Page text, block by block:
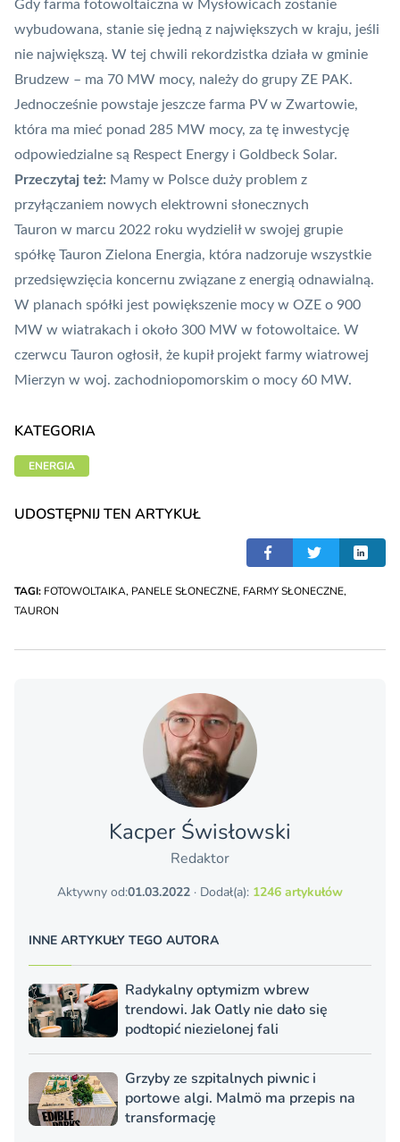
Gdy farma fotowoltaiczna w Mysłowicach zostanie
wybudowana, stanie się jedną z największych w kraju, jeśli
nie największą. W tej chwili rekordzistka działa w gminie
Brudzew – ma 70 MW mocy, należy do grupy ZE PAK.
Jednocześnie powstaje jeszcze farma PV w Zwartowie,
która ma mieć ponad 285 MW mocy, za tę inwestycję
odpowiedzialne są Respect Energy i Goldbeck Solar.
Przeczytaj też: Mamy w Polsce duży problem z
przyłączaniem nowych elektrowni słonecznych
Tauron w marcu 2022 roku wydzielił w swojej grupie
spółkę Tauron Zielona Energia, która nadzoruje wszystkie
przedsięwzięcia koncernu związane z energią odnawialną.
W planach spółki jest powiększenie mocy w OZE o 900
MW w wiatrakach i około 300 MW w fotowoltaice. W
czerwcu Tauron ogłosił, że kupił projekt farmy wiatrowej
Mierzyn w woj. zachodniopomorskim o mocy 60 MW.
KATEGORIA
ENERGIA
UDOSTĘPNIJ TEN ARTYKUŁ
TAGI: FOTOWOLTAIKA, PANELE SŁONECZNE, FARMY SŁONECZNE,
TAURON
Kacper Świsło­wski
Redaktor
Aktywny od:01.03.2022 · Dodał(a): 1246 artykułów
INNE ARTYKUŁY TEGO AUTORA
Radykalny optymizm wbrew
trendowi. Jak Oatly nie dało się
podtopić niezielonej fali
Grzyby ze szpitalnych piwnic i
portowe algi. Malmö ma przepis na
transformację